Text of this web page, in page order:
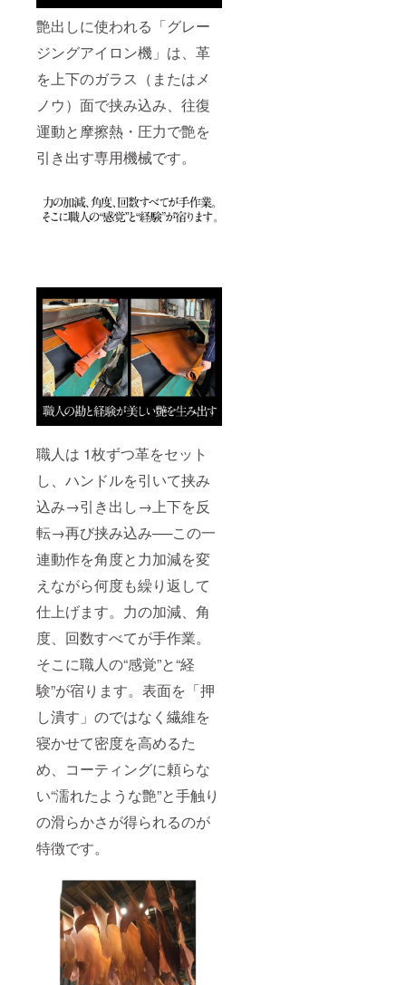
艶出しに使われる「グレー
ジングアイロン機」は、革
を上下のガラス（またはメ
ノウ）面で挟み込み、往復
運動と摩擦熱・圧力で艶を
引き出す専用機械です。
職人は 1枚ずつ革をセット
し、ハンドルを引いて挟み
込み→引き出し→上下を反
転→再び挟み込み──この一
連動作を角度と力加減を変
えながら何度も繰り返して
仕上げます。力の加減、角
度、回数すべてが手作業。
そこに職人の“感覚”と“経
験”が宿ります。表面を「押
し潰す」のではなく繊維を
寝かせて密度を高めるた
め、コーティングに頼らな
い“濡れたような艶”と手触り
の滑らかさが得られるのが
特徴です。